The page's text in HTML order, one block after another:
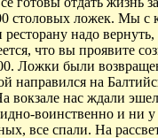
столовых ложек.
надо
что вы проявите
Ложки были
направился на
нас ждали
воинственно и
все спали. На